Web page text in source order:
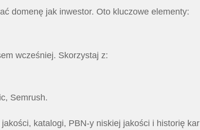
domenę jak inwestor. Oto kluczowe elementy:
wcześniej. Skorzystaj z:
Semrush.
katalogi, PBN-y niskiej jakości i historię kar